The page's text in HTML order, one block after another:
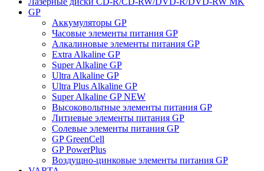
GP
Аккумуляторы GP
Часовые элементы питания GP
Алкалиновые элементы питания GP
Extra Alkaline GP
Super Alkaline GP
Ultra Alkaline GP
Ultra Plus Alkaline GP
Super Alkaline GP NEW
Высоковольтные элементы питания GP
Литиевые элементы питания GP
Солевые элементы питания GP
GP GreenCell
GP PowerPlus
Воздущно-цинковые элементы питания GP